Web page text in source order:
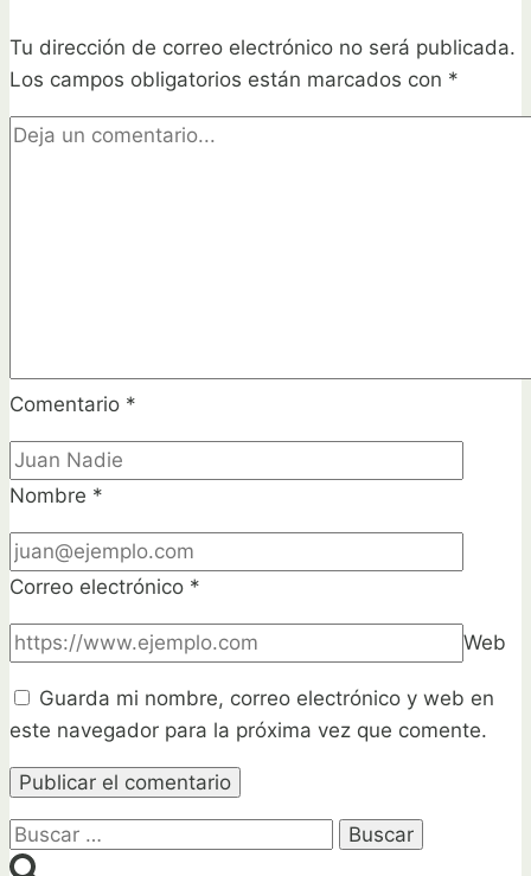
crear
un
bosque
mágico
Tu dirección de correo electrónico no será publicada.
Los campos obligatorios están marcados con *
Comentario *
Nombre *
Correo electrónico *
Web
Guarda mi nombre, correo electrónico y web en
este navegador para la próxima vez que comente.
Buscar: